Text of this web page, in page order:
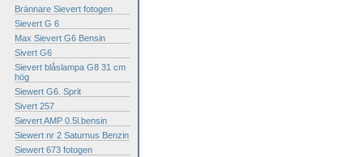
Brännare Sievert fotogen
Sievert G 6
Max Sievert G6 Bensin
Sivert G6
Sievert blåslampa G8 31 cm
hög
Siewert G6. Sprit
Sivert 257
Sievert AMP 0.5l.bensin
Siewert nr 2 Saturnus Benzin
Siewert 673 fotogen